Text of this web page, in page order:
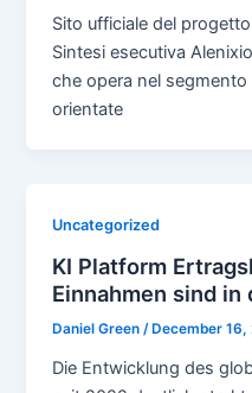
Sito ufficiale del
Sintesi esecutiva
che opera nel
orientate
Uncategorized
KI Platform
Einnahmen sind in
Daniel Green/ December 16,
Die Entwicklung des